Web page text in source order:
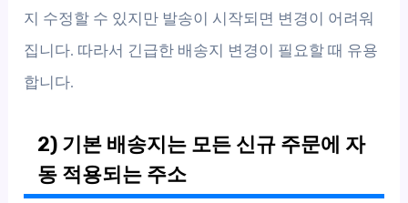
지 수정할 수 있지만 발송이 시작되면 변경이 어려워
집니다. 따라서 긴급한 배송지 변경이 필요할 때 유용
합니다.
2) 기본 배송지는 모든 신규 주문에 자
동 적용되는 주소